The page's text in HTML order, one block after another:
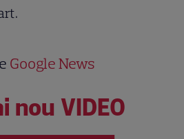
Google News
nou VIDEO